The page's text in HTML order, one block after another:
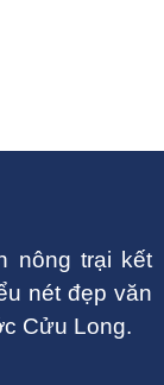
nông trại kết
nét đẹp văn
Cửu Long.